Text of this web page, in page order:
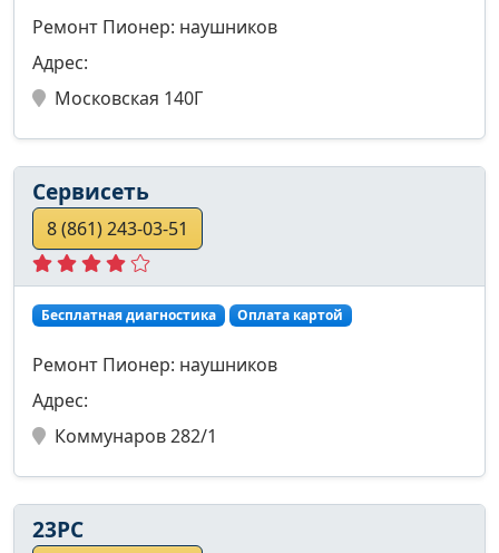
Ремонт Пионер: наушников
Адрес:
Московская 140Г
Сервисеть
8 (861) 243-03-51
Бесплатная диагностика Оплата картой
Ремонт Пионер: наушников
Адрес:
Коммунаров 282/1
23PC